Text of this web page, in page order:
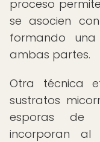
proceso
se asocien
formando una
ambas partes.
Otra técnica
sustratos
esporas de
incorporan